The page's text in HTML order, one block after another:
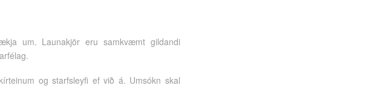
um. Launakjör eru samkvæmt gildandi
og starfsleyfi ef við á. Umsókn skal